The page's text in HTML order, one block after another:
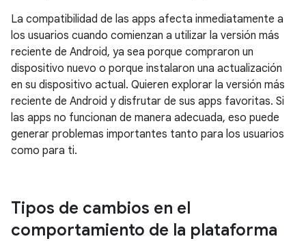
La compatibilidad de las apps afecta inmediatamente a
los usuarios cuando comienzan a utilizar la versión más
reciente de Android, ya sea porque compraron un
dispositivo nuevo o porque instalaron una actualización
en su dispositivo actual. Quieren explorar la versión más
reciente de Android y disfrutar de sus apps favoritas. Si
las apps no funcionan de manera adecuada, eso puede
generar problemas importantes tanto para los usuarios
como para ti.
Tipos de cambios en el
comportamiento de la plataforma